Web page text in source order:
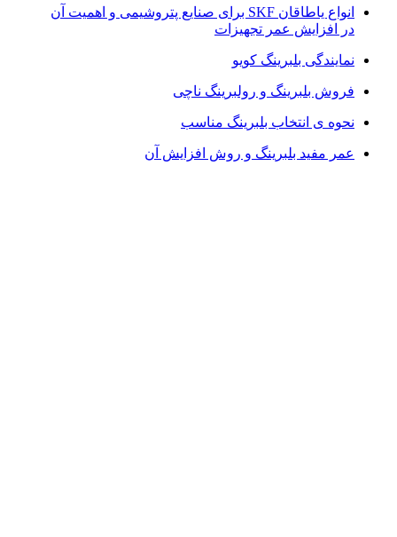
انواع یاطاقان SKF برای صنایع پتروشیمی و اهمیت آن
در افزایش عمر تجهیزات
نمایندگی بلبرینگ کویو
فروش بلبرینگ و رولبرینگ ناچی
نحوه ی انتخاب بلبرینگ مناسب
عمر مفید بلبرینگ و روش افزایش آن